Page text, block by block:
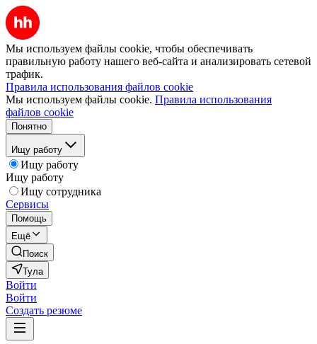
Мы используем файлы cookie, чтобы обеспечивать
правильную работу нашего веб-сайта и анализировать сетевой
трафик.
Правила использования файлов cookie
Мы используем файлы cookie. Правила использования
файлов cookie
Понятно
Ищу работу
Ищу работу
Ищу работу
Ищу сотрудника
Сервисы
Помощь
Ещё
Поиск
Тула
Войти
Войти
Создать резюме